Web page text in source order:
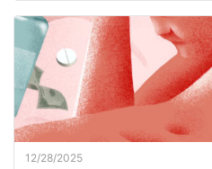
12/28/2025